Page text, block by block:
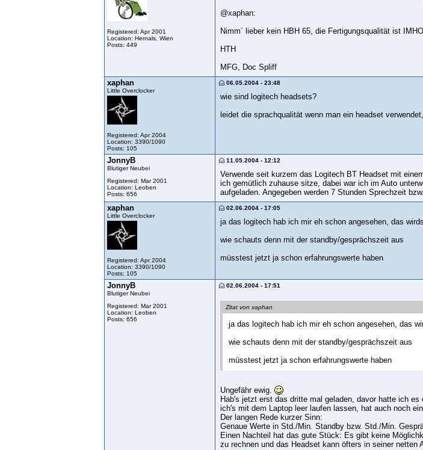
Registered: Apr 2001
Location: Hernals, Wien
Posts: 449
@xaphan:
Nimm´ lieber kein HBH 65, die Fertigungsqualität ist
HTH
MFG, Doc Spliff
xaphan
Little Overclocker
Registered: Apr 2004
Location: 3390/1090
Posts: 105
06.05.2004 - 23:48
wie sind logitech headsets?
leidet die sprachqualität wenn man ein headset
JonnyB
Blutiger Neubei
Registered: Mar 2001
Location: Leoben
Posts: 656
11.05.2004 - 12:12
Verwende seit kurzem das Logitech BT Headset mit
ich gemütlich zuhause sitze, dabei war ich im Auto
aufgeladen. Angegeben werden 7 Stunden Sprechzeit
xaphan
Little Overclocker
Registered: Apr 2004
Location: 3390/1090
Posts: 105
02.06.2004 - 17:05
ja das logitech hab ich mir eh schon angesehen, das
wie schauts denn mit der standby/gesprächszeit aus
müsstest jetzt ja schon erfahrungswerte haben
JonnyB
Blutiger Neubei
Registered: Mar 2001
Location: Leoben
Posts: 656
02.06.2004 - 17:51
Zitat von xaphan
ja das logitech hab ich mir eh schon angesehen, das
wie schauts denn mit der standby/gesprächszeit aus
müsstest jetzt ja schon erfahrungswerte haben
Ungefähr ewig.
Hab's jetzt erst das dritte mal geladen, davor hatte ich
ich's mit dem Laptop leer laufen lassen, hat auch noch
Der langen Rede kurzer Sinn:
Genaue Werte in Std./Min. Standby bzw. Std./Min.
Einen Nachteil hat das gute Stück: Es gibt keine
zu rechnen und das Headset kann öfters in seiner netten